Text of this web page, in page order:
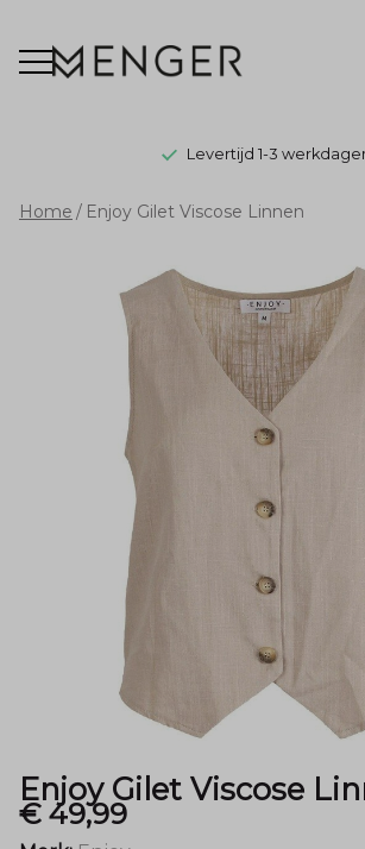
Levertijd 1-3
Enjoy
Gilet
Viscose
Linnen
Menger
Mode
Home Enjoy Gilet Viscose Linnen
Enjoy Gilet Viscose
€ 49,99